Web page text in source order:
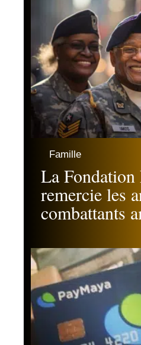
Famille
La Fondation
remercie les
combattants